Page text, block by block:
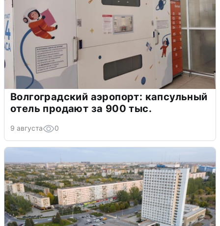
Волгоградский аэропорт: капсульный
отель продают за 900 тыс.
9 августа 0